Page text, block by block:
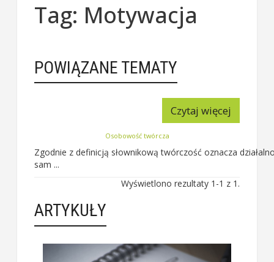
Tag: Motywacja
POWIĄZANE TEMATY
Czytaj więcej
Osobowość twórcza
Zgodnie z definicją słownikową twórczość oznacza
sam ...
Wyświetlono rezultaty 1-1 z 1.
ARTYKUŁY